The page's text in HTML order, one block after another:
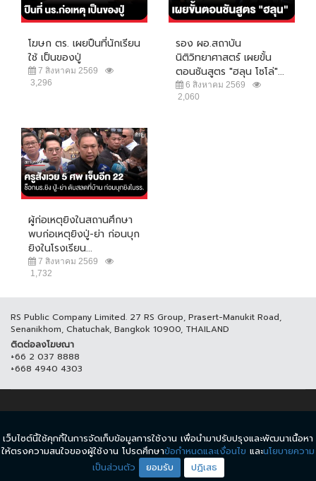
โฆษก ตร. เผยปืนที่นักเรียน
ใช้ เป็นของปู่
7 สิงหาคม 2569
3,296
รอง ผอ.สถาบัน
นิติวิทยาศาสตร์ เผยขั้น
ตอนชันสูตร "ฮลุน โซโล่"...
6 สิงหาคม 2569
2,060
ผู้ก่อเหตุยิงในสถานศึกษา
พบก่อเหตุยิงปู่-ย่า ก่อนบุก
ยิงในโรงเรียน...
7 สิงหาคม 2569
1,732
RS Public Company Limited. 27 RS Group, Prasert-Manukit Road,
Senanikhom, Chatuchak, Bangkok 10900, THAILAND
ติดต่อลงโฆษณา
+66 2 037 8888
+668 4940 4303
© COPYRIGHT 2017 THAICH8.COM, ALL RIGHT RESERVED.
ข้อกำหนดและเงื่อนไข นโยบายความเป็นส่วนตัว
เว็บไซต์นี้ใช้คุกกี้ในการจัดเก็บข้อมูลการใช้งาน เพื่อนำมาปรับปรุงและพัฒนาเนื้อหา
ให้ตรงความสนใจของผู้ใช้งาน โปรดศึกษาข้อกำหนดและเงื่อนไข และนโยบายความ
เป็นส่วนตัว
ยอมรับ ปฏิเสธ